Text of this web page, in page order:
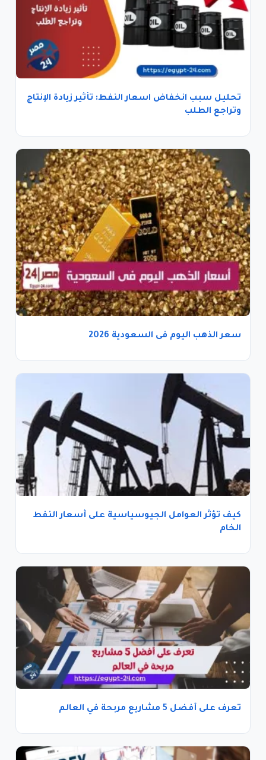
تحليل سبب انخفاض اسعار النفط: تأثير زيادة الإنتاج
وتراجع الطلب
سعر الذهب اليوم فى السعودية 2026
كيف تؤثر العوامل الجيوسياسية على أسعار النفط
الخام
تعرف على أفضل 5 مشاريع مربحة في العالم